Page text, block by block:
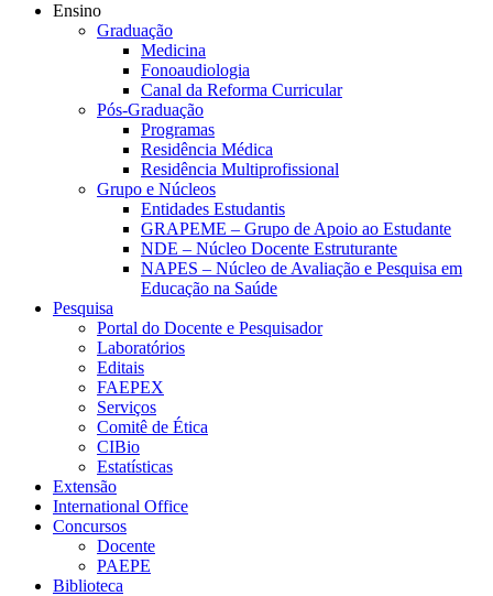
Ensino
Graduação
Medicina
Fonoaudiologia
Canal da Reforma Curricular
Pós-Graduação
Programas
Residência Médica
Residência Multiprofissional
Grupo e Núcleos
Entidades Estudantis
GRAPEME – Grupo de Apoio ao Estudante
NDE – Núcleo Docente Estruturante
NAPES – Núcleo de Avaliação e Pesquisa em
Educação na Saúde
Pesquisa
Portal do Docente e Pesquisador
Laboratórios
Editais
FAEPEX
Serviços
Comitê de Ética
CIBio
Estatísticas
Extensão
International Office
Concursos
Docente
PAEPE
Biblioteca